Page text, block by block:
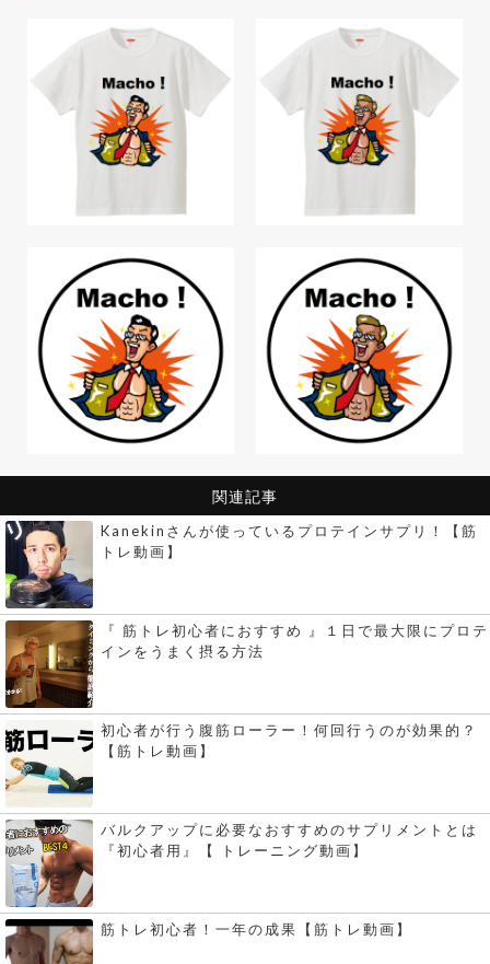
関連記事
Kanekinさんが使っているプロテインサプリ！【筋
トレ動画】
『 筋トレ初心者におすすめ 』１日で最大限にプロテ
インをうまく摂る方法
初心者が行う腹筋ローラー！何回行うのが効果的？
【筋トレ動画】
バルクアップに必要なおすすめのサプリメントとは
『初心者用』【 トレーニング動画】
筋トレ初心者！一年の成果【筋トレ動画】